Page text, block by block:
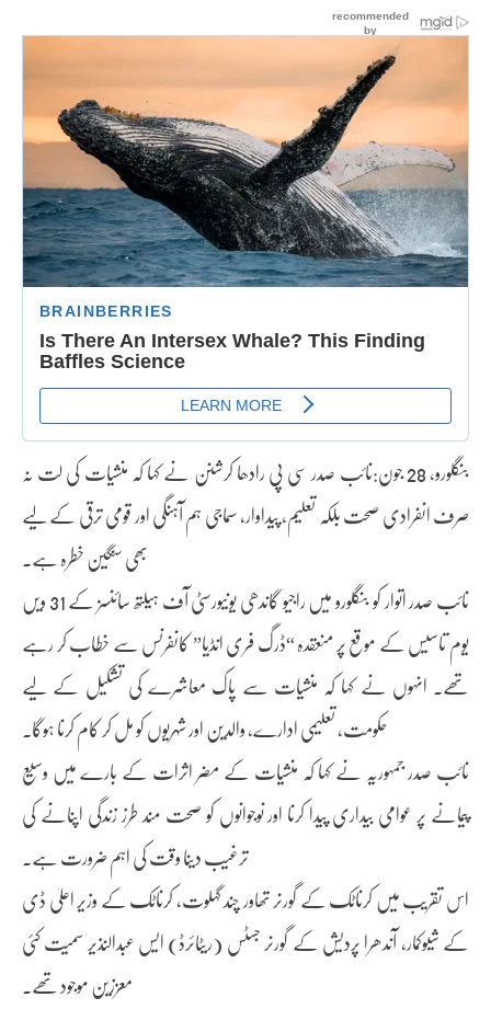
بنگلورو، 28 جون:نائب صدر سی پی رادھا کرشنن نے کہا کہ منشیات کی لت نہ
صرف انفرادی صحت بلکہ تعلیم، پیداوار، سماجی ہم آہنگی اور قومی ترقی کے لیے
بھی سنگین خطرہ ہے۔
نائب صدر اتوار کو بنگلورو میں راجیو گاندھی یونیورسٹی آف ہیلتھ سائنسز کے 31 ویں
یوم تاسیس کے موقع پر منعقدہ “ڈرگ فری انڈیا” کانفرنس سے خطاب کر رہے
تھے۔ انہوں نے کہا کہ منشیات سے پاک معاشرے کی تشکیل کے لیے
حکومت، تعلیمی ادارے، والدین اور شہریوں کو مل کر کام کرنا ہوگا۔
نائب صدر جمہوریہ نے کہا کہ منشیات کے مضر اثرات کے بارے میں وسیع
پیمانے پر عوامی بیداری پیدا کرنا اور نوجوانوں کو صحت مند طرز زندگی اپنانے کی
ترغیب دینا وقت کی اہم ضرورت ہے۔
اس تقریب میں کرناٹک کے گورنر تھاور چند گہلوت، کرناٹک کے وزیر اعلیٰ ڈی
کے شیوکمار، آندھرا پردیش کے گورنر جسٹس (ریٹائرڈ) ایس عبدالنذیر سمیت کئی
معززین موجود تھے۔